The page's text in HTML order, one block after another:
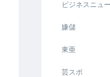
ビジネスニュ
嫌儲
東亜
芸スポ